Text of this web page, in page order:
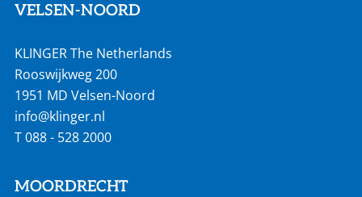
VELSEN-NOORD
KLINGER The Netherlands
Rooswijkweg 200
1951 MD Velsen-Noord
info@klinger.nl
T088 - 528 2000
MOORDRECHT